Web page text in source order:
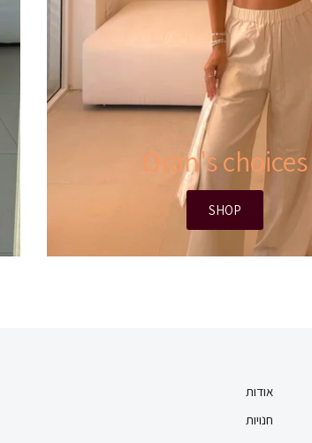
Oran's choices
SHOP
אודות
חנויות